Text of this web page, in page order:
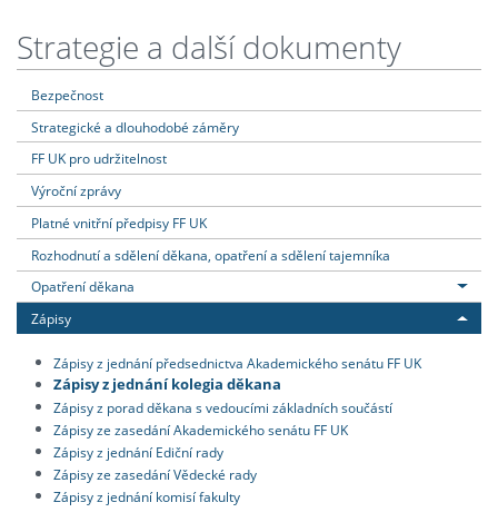
Strategie a další dokumenty
Bezpečnost
Strategické a dlouhodobé záměry
FF UK pro udržitelnost
Výroční zprávy
Platné vnitřní předpisy FF UK
Rozhodnutí a sdělení děkana, opatření a sdělení tajemníka
Opatření děkana
Zápisy
Zápisy z jednání předsednictva Akademického senátu FF UK
Zápisy z jednání kolegia děkana
Zápisy z porad děkana s vedoucími základních součástí
Zápisy ze zasedání Akademického senátu FF UK
Zápisy z jednání Ediční rady
Zápisy ze zasedání Vědecké rady
Zápisy z jednání komisí fakulty